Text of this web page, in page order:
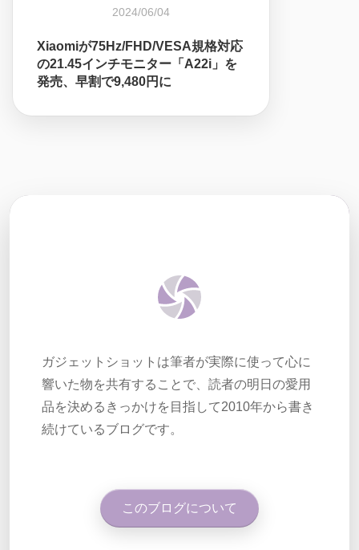
2024/06/04
Xiaomiが75Hz/FHD/VESA規格対応
の21.45インチモニター「A22i」を
発売、早割で9,480円に
ガジェットショットは筆者が実際に使って心に
響いた物を共有することで、読者の明日の愛用
品を決めるきっかけを目指して2010年から書き
続けているブログです。
このブログについて